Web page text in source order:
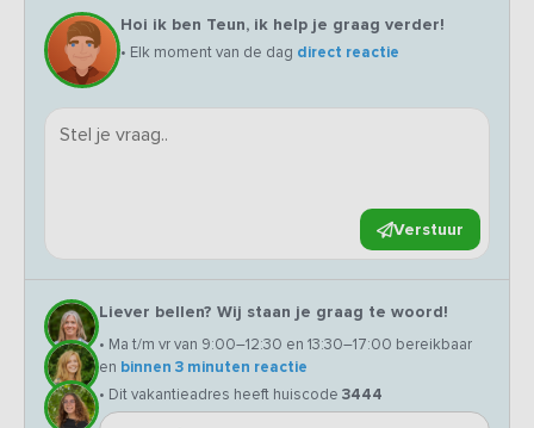
Hoi ik ben Teun, ik help je graag verder!
• Elk moment van de dag direct reactie
Verstuur
Liever bellen? Wij staan je graag te woord!
• Ma t/m vr van 9:00–12:30 en 13:30–17:00 bereikbaar
en binnen 3 minuten reactie
• Dit vakantieadres heeft huiscode 3444